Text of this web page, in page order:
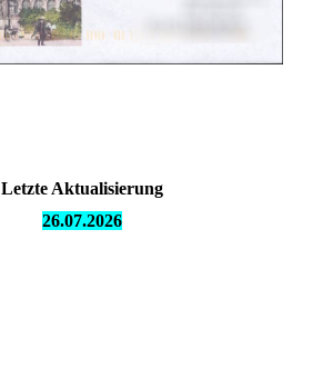
Letzte Aktualisierung
26.07.2026